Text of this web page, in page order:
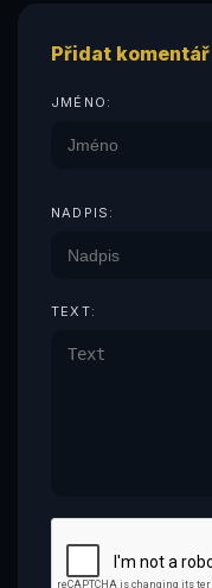
Přidat komentář
JMÉNO:
NADPIS:
TEXT: